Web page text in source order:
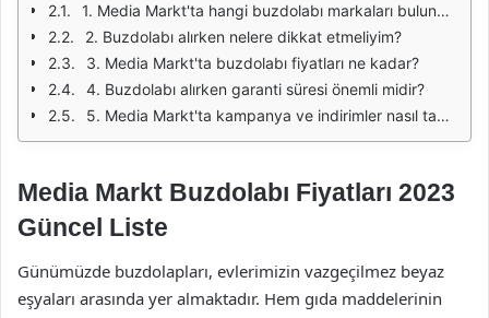
1. Media Markt'ta hangi buzdolabı markaları bulunmaktadır?
2. Buzdolabı alırken nelere dikkat etmeliyim?
3. Media Markt'ta buzdolabı fiyatları ne kadar?
4. Buzdolabı alırken garanti süresi önemli midir?
5. Media Markt'ta kampanya ve indirimler nasıl takip edilir?
Media Markt Buzdolabı Fiyatları 2023
Güncel Liste
Günümüzde buzdolapları, evlerimizin vazgeçilmez beyaz
eşyaları arasında yer almaktadır. Hem gıda maddelerinin